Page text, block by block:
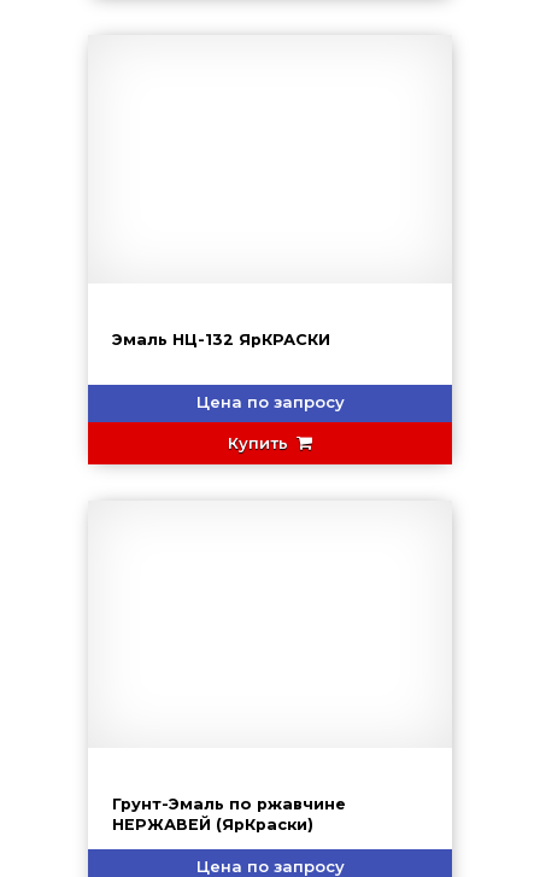
Эмаль НЦ-132 ЯрКРАСКИ
Цена по запросу
Купить
Грунт-Эмаль по ржавчине
НЕРЖАВЕЙ (ЯрКраски)
Цена по запросу